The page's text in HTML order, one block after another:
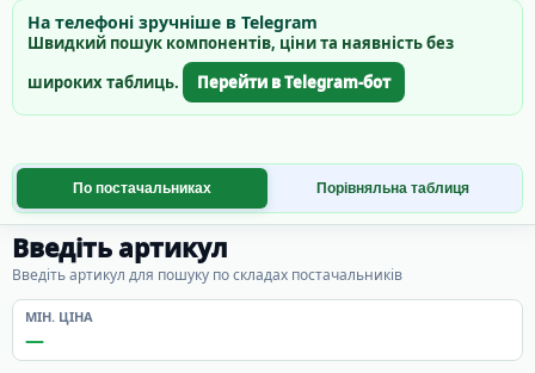
На телефоні зручніше в Telegram
Швидкий пошук компонентів, ціни та наявність без
широких таблиць.
Перейти в Telegram-бот
По постачальниках Порівняльна таблиця
Введіть артикул
Введіть артикул для пошуку по складах постачальників
МІН. ЦІНА
—